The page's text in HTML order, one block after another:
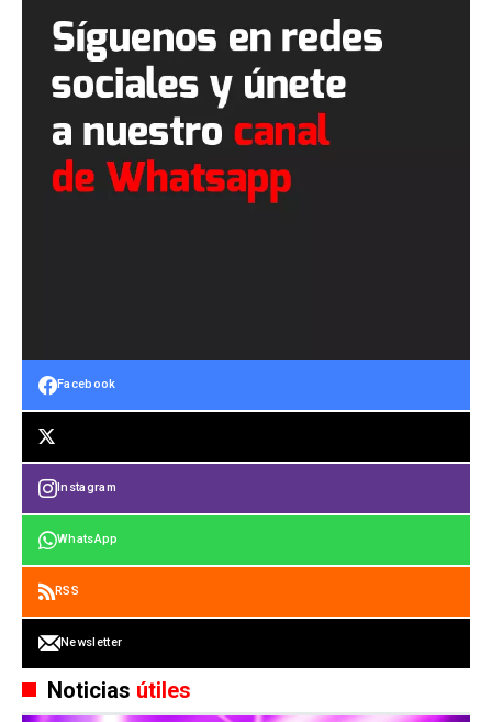
Facebook
Instagram
WhatsApp
RSS
Newsletter
Noticias útiles